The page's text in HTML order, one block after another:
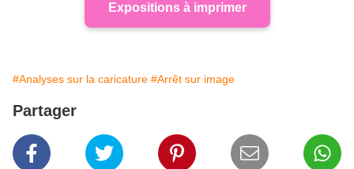
Expositions à imprimer
#Analyses sur la caricature #Arrêt sur image
Partager